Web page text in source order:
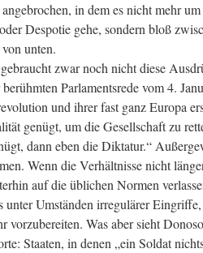
in dem es nicht mehr
Despotie gehe, sondern bloß
unten.
zwar noch nicht diese
Parlamentsrede vom 4.
und ihrer fast ganz Europa
genügt, um die Gesellschaft zu
dann eben die Diktatur.“
Wenn die Verhältnisse nicht
auf die üblichen Normen
unter Umständen irregulärer
vorzubereiten. Was aber sieht
Staaten, in denen „ein Soldat